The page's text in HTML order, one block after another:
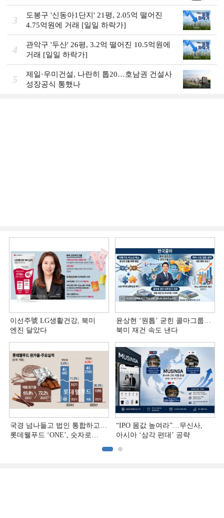
3
도봉구 '신동아1단지' 21평, 2.05억 떨어진
4.75억원에 거래 [일일 하락가]
4
관악구 '두산' 26평, 3.2억 떨어진 10.5억원에
거래 [일일 하락가]
5
제일·우미건설, 나란히 톱20…호남권 건설사
성장공식 통했나
이선주號 LG생활건강, 북미
엔진 달았다
윤상현 ‘원톱ʼ 굳힌 콜마그룹…
북미 재건 속도 낸다
국경 넘나들고 법인 통합하고…
롯데웰푸드 ‘ONE’, 숫자로
“IPO 몸값 높여라”…무신사,
아시아 ‘삼각 편대’ 공략